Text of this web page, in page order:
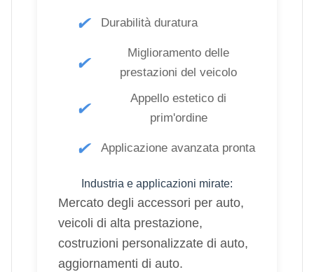
✔ Durabilità duratura
✔
Miglioramento delle
prestazioni del veicolo
✔
Appello estetico di
prim'ordine
✔ Applicazione avanzata pronta
Industria e applicazioni mirate:
Mercato degli accessori per auto,
veicoli di alta prestazione,
costruzioni personalizzate di auto,
aggiornamenti di auto.